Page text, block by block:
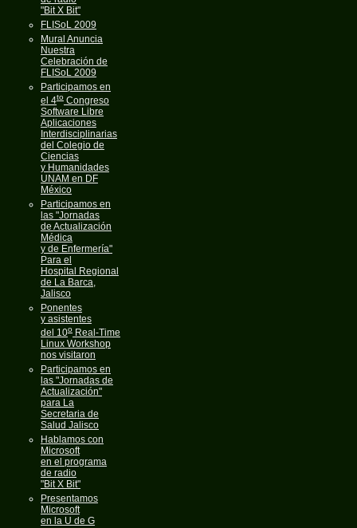
"Bit X Bit"
FLISoL 2009
Mural Anuncia
Nuestra
Celebración de
FLISoL 2009
Participamos en
el 4toCongreso
Software Libre
Aplicaciones
Interdisciplinarias
del Colegio de
Ciencias
y Humanidades
UNAM en DF
México
Participamos en
las "Jornadas
de Actualización
Médica
y de Enfermería"
Para el
Hospital Regional
de La Barca,
Jalisco
Ponentes
y asistentes
del 10oReal-Time
Linux Workshop
nos visitaron
Participamos en
las "Jornadas de
Actualización"
para La
Secretaria de
Salud Jalisco
Hablamos con
Microsoft
en el programa
de radio
"Bit X Bit"
Presentamos
Microsoft
en la U de G